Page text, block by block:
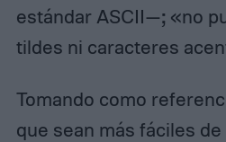
estándar ASCII—; «no
tildes ni caracteres
Tomando como
que sean más fáciles